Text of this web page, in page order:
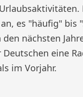
es "häufig" bis
nächsten
Deutschen eine
im Vorjahr.